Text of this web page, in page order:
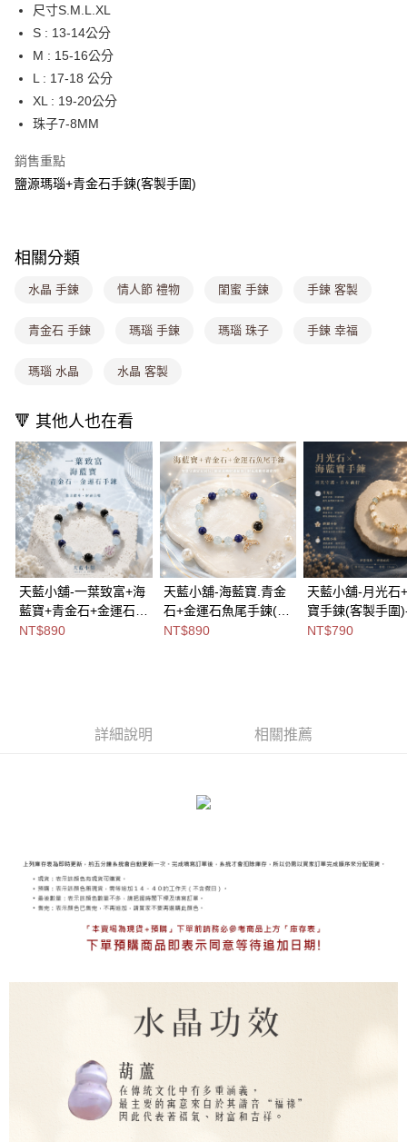
醒簡訊。
2.透過簡訊連結打開帳單後，可選擇「超商條碼／台灣大直營門市／銀行轉
帳／街口支付／iPASS MONEY」等通路繳費。
【注意事項】
用戶於交易時，得透過本服務購買商品或服務，並由商店將買賣／分期付款
買賣價金債權讓與本公司後，依約使用本公司帳單繳交帳款。
資料（包含姓名、電話或地址）提供予台灣大哥大進項蒐集、處理及利用，
3.完整用戶服務條款，請詳閱以下連結：
萊爾富取貨付款
每筆NT$8,888，滿NT$8,888(含以上)免運費
付款後萊爾富取貨
每筆NT$8,888，滿NT$8,888(含以上)免運費
每筆NT$80，滿NT$1,000(含以上)免運費
宅配
每筆NT$100，滿NT$1,000(含以上)免運費
付款後門市自取
尺寸S.M.L.XL
S : 13-14公分
M : 15-16公分
L : 17-18 公分
XL : 19-20公分
珠子7-8MM
銷售重點
鹽源瑪瑙+青金石手鍊(客製手圍)
相關分類
水晶 手鍊 情人節 禮物 閨蜜 手鍊 手鍊 客製
青金石 手鍊 瑪瑙 手鍊 瑪瑙 珠子 手鍊 幸福
瑪瑙 水晶 水晶 客製
🔻 其他人也在看
天藍小舖-一葉致富+海
藍寶+青金石+金運石手
鍊(客製手圍)-共1
NT$890
天藍小舖-海藍寶.青金
石+金運石魚尾手鍊(客
製手圍)-單1
NT$890
天藍小舖-月光石
寶手鍊(客製手圍
款-$790【
NT$790
詳細說明 相關推薦